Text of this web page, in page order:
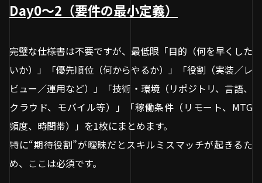
Day0〜2（要件の最小定義）
完璧な仕様書は不要ですが、最低限「目的（何を早くした
いか）」「優先順位（何からやるか）」「役割（実装／レ
ビュー／運用など）」「技術・環境（リポジトリ、言語、
クラウド、モバイル等）」「稼働条件（リモート、MTG
頻度、時間帯）」を1枚にまとめます。
特に“期待役割”が曖昧だとスキルミスマッチが起きるた
め、ここは必須です。